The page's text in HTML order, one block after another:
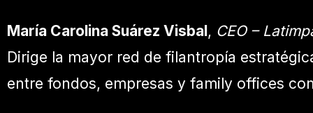
María Carolina Suárez Visbal , CEO –
Dirige la mayor red de filantropía
entre fondos, empresas y family offices